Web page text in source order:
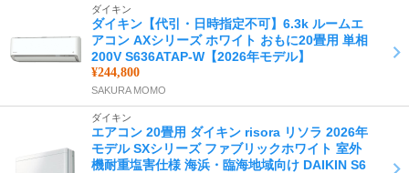
ダイキン
ダイキン【代引・日時指定不可】6.3k ルームエ
アコン AXシリーズ ホワイト おもに20畳用 単相
200V S636ATAP-W【2026年モデル】
¥244,800
SAKURA MOMO
ダイキン
エアコン 20畳用 ダイキン risora リソラ 2026年
モデル SXシリーズ ファブリックホワイト 室外
機耐重塩害仕様 海浜・臨海地域向け DAIKIN S6